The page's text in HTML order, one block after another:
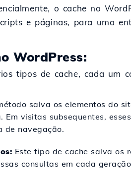
o cache no
e páginas, para uma
WordPress:
tipos de cache, cada um
salva os elementos do
visitas subsequentes,
de navegação.
Este tipo de cache salva os
consultas em cada